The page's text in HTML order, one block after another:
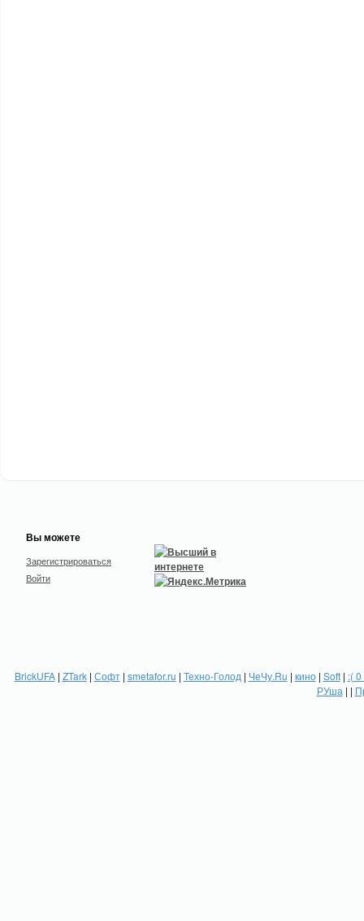
Вы можете
Зарегистрироваться
Войти
BrickUFA| ZTark| Софт| smetafor.ru | Техно-Голод | ЧеЧу.Ru | кино| Soft| :(
РУша | |